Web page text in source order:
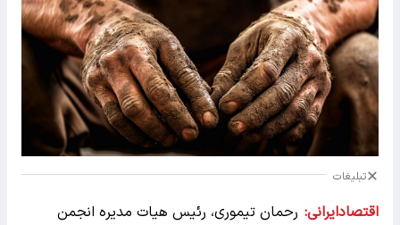
تبلیغات
اقتصادایرانی: رحمان تیموری، رئیس هیات مدیره انجمن